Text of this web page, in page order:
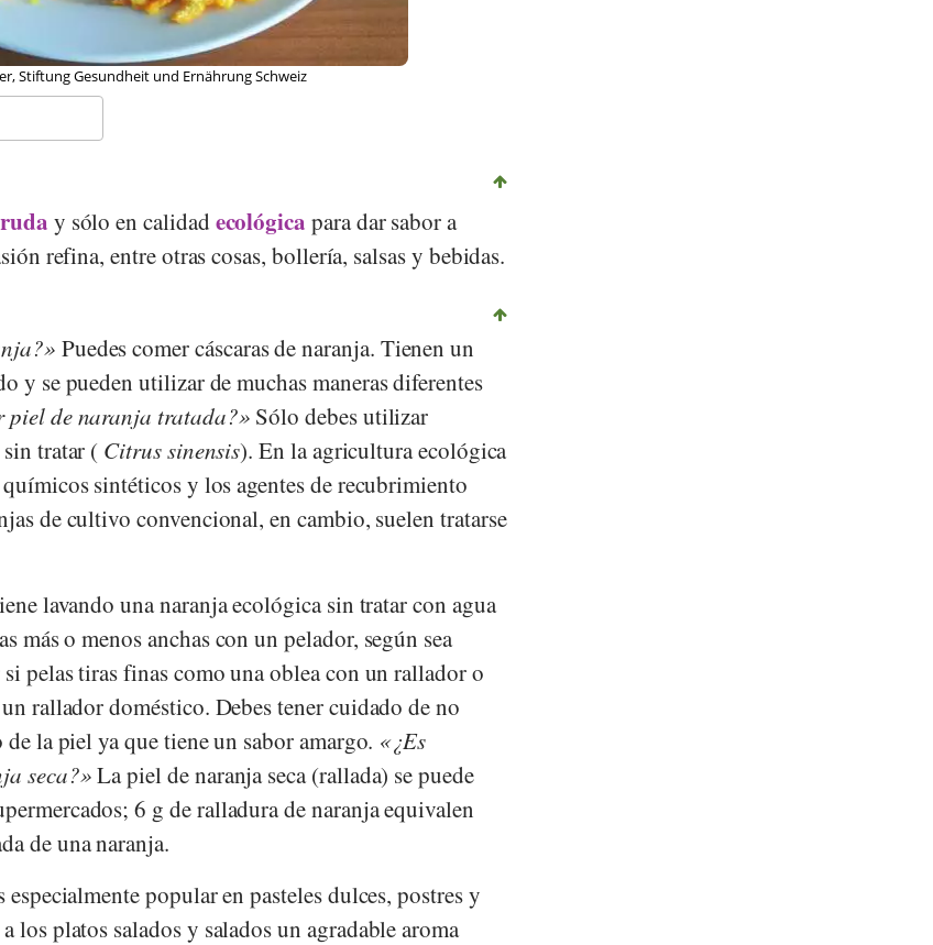
y sólo en calidad ecológica para dar sabor a
refina, entre otras cosas, bollería, salsas y bebidas.
Puedes comer cáscaras de naranja. Tienen un
y se pueden utilizar de muchas maneras diferentes
piel de naranja tratada?
Sólo debes utilizar
tratar ( Citrus sinensis). En la agricultura ecológica
sintéticos y los agentes de recubrimiento
de cultivo convencional, en cambio, suelen tratarse
lavando una naranja ecológica sin tratar con agua
más o menos anchas con un pelador, según sea
pelas tiras finas como una oblea con un rallador o
rallador doméstico. Debes tener cuidado de no
la piel ya que tiene un sabor amargo.
¿Es
seca? La piel de naranja seca (rallada) se puede
6 g de ralladura de naranja equivalen
de una naranja.
popular en pasteles dulces, postres y
los platos salados y salados un agradable aroma